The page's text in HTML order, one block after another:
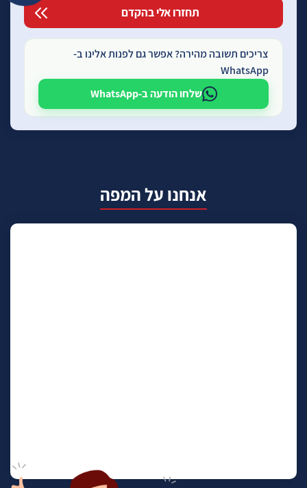
צריכים תשובה מהירה? אפשר גם לפנות אלינו ב-
WhatsApp
שלחו הודעה ב-WhatsApp
אנחנו על המפה